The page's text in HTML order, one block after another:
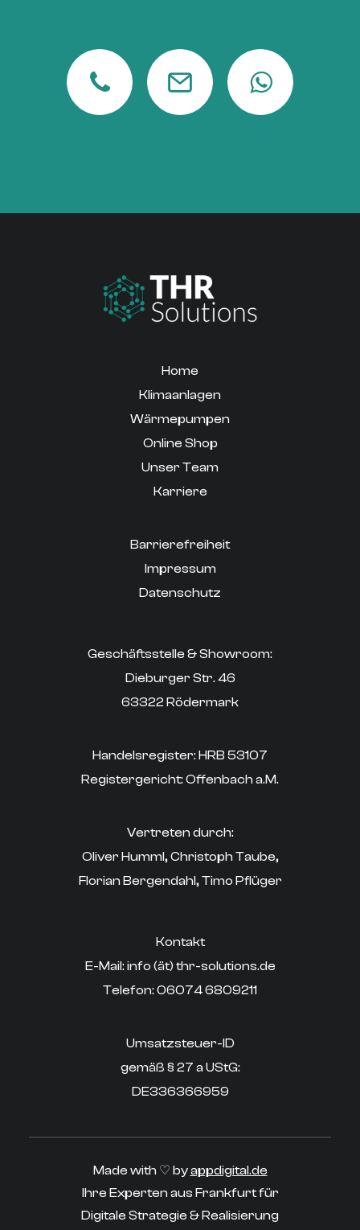
Home
Klimaanlagen
Wärmepumpen
Online Shop
Unser Team
Karriere
Barrierefreiheit
Impressum
Datenschutz
Geschäftsstelle & Showroom:
Dieburger Str. 46
63322 Rödermark
Handelsregister: HRB 53107
Registergericht: Offenbach a.M.
Vertreten durch:
Oliver Humml, Christoph Taube,
Florian Bergendahl, Timo Pflüger
Kontakt
E-Mail: info (ät) thr-solutions.de
‍Telefon: 06074 6809211
Umsatzsteuer-ID
gemäß § 27 a UStG:
DE336366959
Made with ♡ byappdigital.de
Ihre Experten aus Frankfurt für
Digitale Strategie & Realisierung